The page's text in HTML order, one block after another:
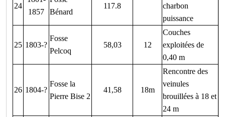
24
1857
Bénard
117.8
charbon
puissance
25 1803-?
Fosse
Pelcoq
58,03 12
Couches
exploitées de
0,40 m
26 1804-?
Fosse la
Pierre Bise 2
41,58 18m
Rencontre des
veinules
brouillées à 18 et
24 m